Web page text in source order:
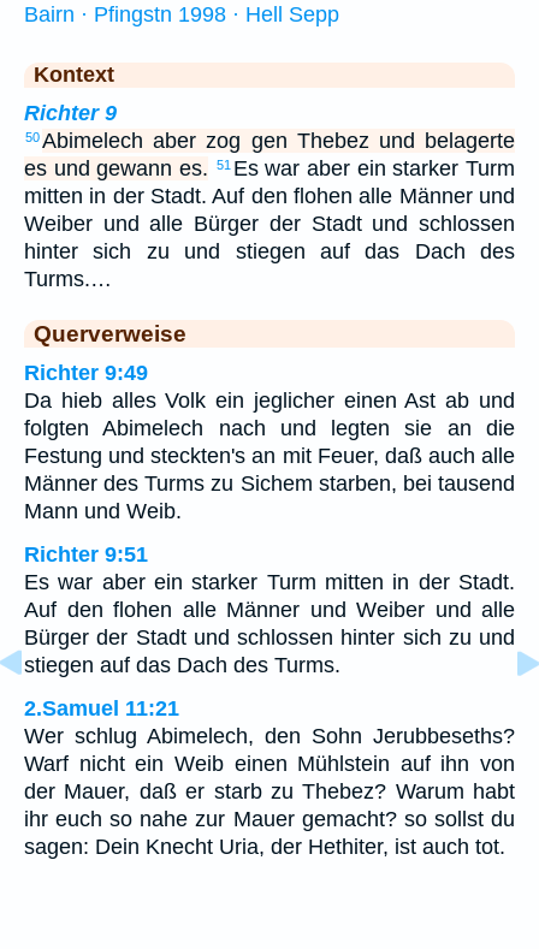
Bairn · Pfingstn 1998 · Hell Sepp
Kontext
Richter 9
50Abimelech aber zog gen Thebez und belagerte
es und gewann es.
51 Es war aber ein starker Turm
mitten in der Stadt. Auf den flohen alle Männer und
Weiber und alle Bürger der Stadt und schlossen
hinter sich zu und stiegen auf das Dach des
Turms.…
Querverweise
Richter 9:49
Da hieb alles Volk ein jeglicher einen Ast ab und
folgten Abimelech nach und legten sie an die
Festung und steckten's an mit Feuer, daß auch alle
Männer des Turms zu Sichem starben, bei tausend
Mann und Weib.
Richter 9:51
Es war aber ein starker Turm mitten in der Stadt.
Auf den flohen alle Männer und Weiber und alle
Bürger der Stadt und schlossen hinter sich zu und
stiegen auf das Dach des Turms.
2.Samuel 11:21
Wer schlug Abimelech, den Sohn Jerubbeseths?
Warf nicht ein Weib einen Mühlstein auf ihn von
der Mauer, daß er starb zu Thebez? Warum habt
ihr euch so nahe zur Mauer gemacht? so sollst du
sagen: Dein Knecht Uria, der Hethiter, ist auch tot.